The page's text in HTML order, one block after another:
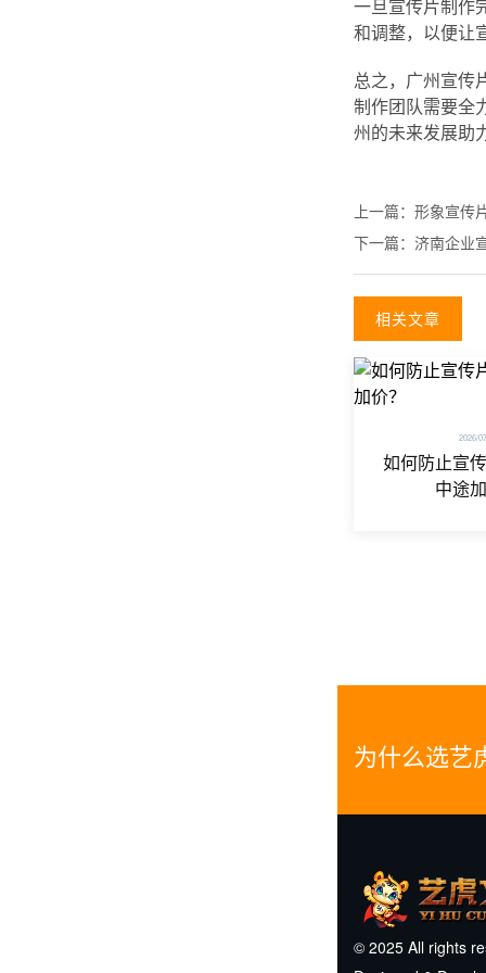
一旦宣传片制作
和调整，以便让
总之，广州宣传
制作团队需要全
州的未来发展助
上一篇： 形象宣传
下一篇： 济南企业
相关文章
2026/
如何防止宣
中途
为什么选艺
© 2025 All rights